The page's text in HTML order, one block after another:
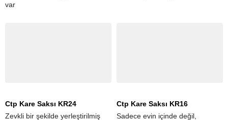
var
Ctp Kare Saksı KR24
Zevkli bir şekilde yerleştirilmiş
Ctp Kare Saksı KR16
Sadece evin içinde değil,